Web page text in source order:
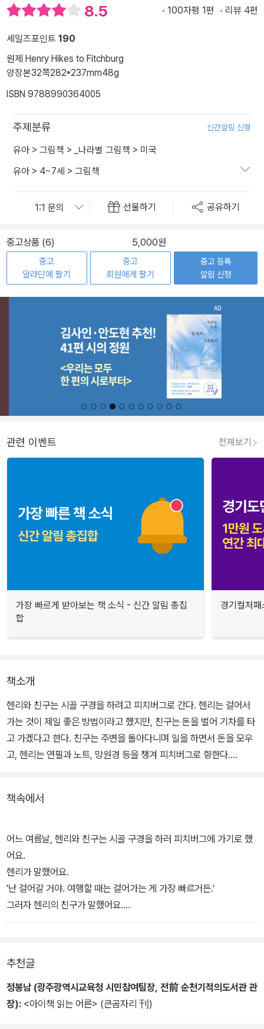
8.5 100자평 1편 리뷰 4편
세일즈포인트 190
원제 Henry Hikes to Fitchburg
양장본32쪽282*237mm48g
ISBN 9788990364005
주제분류 신간알림 신청
유아 > 그림책 > _나라별 그림책 > 미국
유아 > 4~7세 > 그림책
선물하기 공유하기
중고상품 (6) 5,000원
중고
알라딘에 팔기
중고
회원에게 팔기
중고 등록
알림 신청
관련 이벤트 전체보기
가장 빠르게 받아보는 책 소식 - 신간 알림 총집
합
경기컬처
책소개
헨리와 친구는 시골 구경을 하려고 피치버그로 간다. 헨리는 걸어서
가는 것이 제일 좋은 방법이라고 했지만, 친구는 돈을 벌어 기차를 타
고 가겠다고 한다. 친구는 주변을 돌아다니며 일을 하면서 돈을 모우
고, 헨리는 연필과 노트, 망원경 등을 챙겨 피치버그로 향한다.
고,장작을 나르며, 우체국 바닥을 쓸고, 정원의 풀을 뽑는다. 반면에
무 위에서 시원한 바람을 받으며 새를 관찰한다. 그리고, 두 친구는 피
치버그에서 만난다.
<월든>의 작가, 헨리 데이빗 소로우를 모델로 한 그림책. 소로우는
돈 버는 데 시간을 조금 줄이면 재미있는 인생을 살 수 있다고 생각했
다. 느림과 과정의 즐거움이 어린이의 눈높이에서 잘 표현된 그림책
책속에서
어느 여름날, 헨리와 친구는 시골 구경을 하러 피치버그에 가기로 했
어요.
헨리가 말했어요.
'난 걸어갈 거야. 여행할 때는 걸어가는 게 가장 빠르거든.'
그러자 헨리의 친구가 말했어요.
'난 일을 할 거야. 돈을 벌어서 피치버그로 가는 기차표를 살 거야.
'신나게 걸으렴.'
'헨리는 피치버그 쪽까지 걸어가며 말했어요.
'신나게 일하렴.''
추천글
정봉남 (광주광역시교육청 시민참여팀장, 전前 순천기적의도서관 관
장): <아이책 읽는 어른> (큰곰자리 刊)